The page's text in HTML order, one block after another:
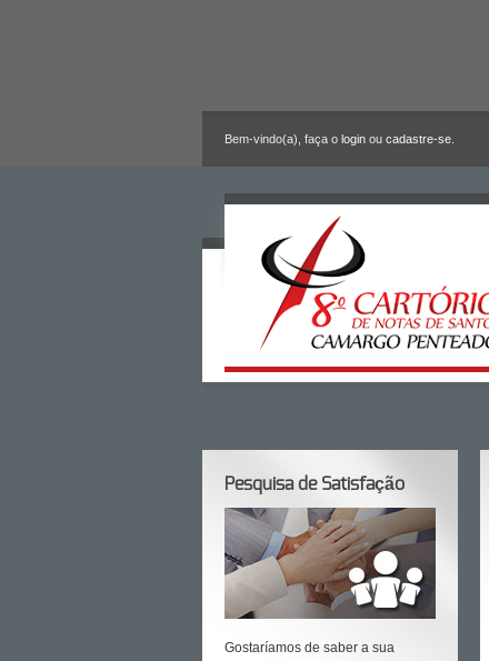
Bem-vindo(a), faça o login ou cadastre-se
Pesquisa de Satisfação
Gostaríamos de saber a sua